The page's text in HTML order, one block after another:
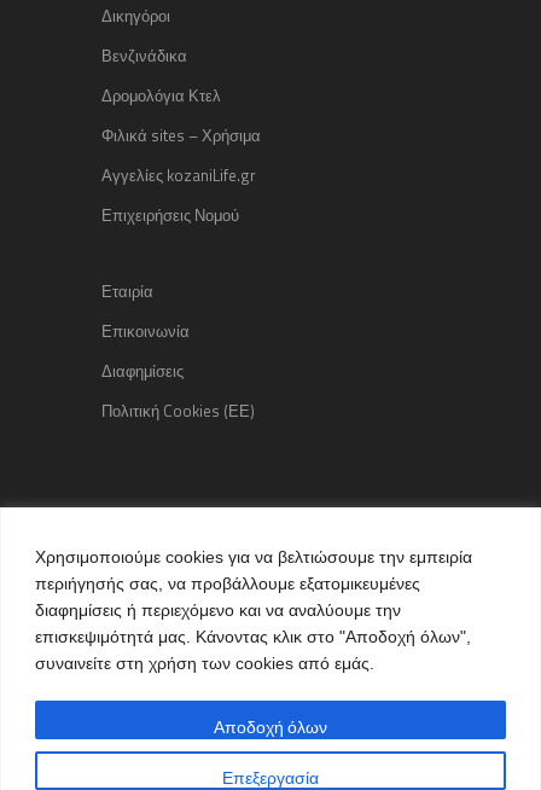
Χρησιμοποιούμε cookies για να βελτιώσουμε την εμπειρία
περιήγησής σας, να προβάλλουμε εξατομικευμένες
διαφημίσεις ή περιεχόμενο και να αναλύουμε την
επισκεψιμότητά μας. Κάνοντας κλικ στο "Αποδοχή όλων",
συναινείτε στη χρήση των cookies από εμάς.
Επεξεργασία
Αποδοχή όλων
Δικηγόροι
Βενζινάδικα
Δρομολόγια Κτελ
Φιλικά sites – Χρήσιμα
Αγγελίες kozaniLife.gr
Επιχειρήσεις Νομού
Εταιρία
Επικοινωνία
Διαφημίσεις
Πολιτική Cookies (ΕΕ)
Copyright © 2015 kozaniLife.gr
All Rights reserved
Internet Services & Advertisement
by kozaniLife.gr